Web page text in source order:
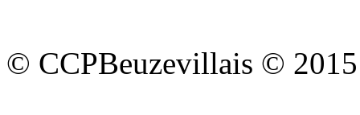
© CCPBeuzevillais © 2015